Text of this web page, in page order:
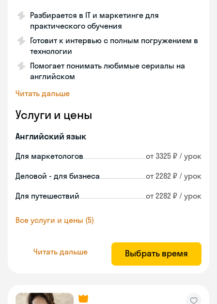
Разбирается в IT и маркетинге для
практического обучения
Готовит к интервью с полным погружением в
технологии
Помогает понимать любимые сериалы на
английском
Читать дальше
Услуги и цены
Английский язык
Для маркетологов от 3325 ₽ / урок
Деловой - для бизнеса от 2282 ₽ / урок
Для путешествий от 2282 ₽ / урок
Все услуги и цены (5)
Читать дальше Выбрать время